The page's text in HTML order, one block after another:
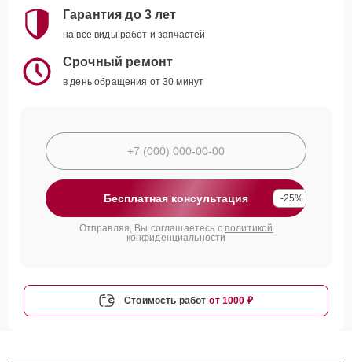
Гарантия до 3 лет
на все виды работ и запчастей
Срочный ремонт
в день обращения от 30 минут
Бесплатная консультация -25%
Отправляя, Вы соглашаетесь с политикой
конфиденциальности
Стоимость работ от 1000 ₽